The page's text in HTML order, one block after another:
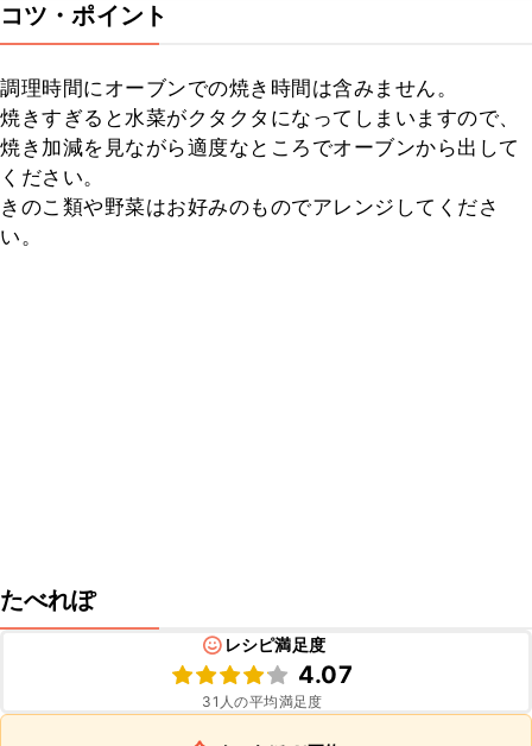
コツ・ポイント
調理時間にオーブンでの焼き時間は含みません。
焼きすぎると水菜がクタクタになってしまいますので、
焼き加減を見ながら適度なところでオーブンから出して
ください。
きのこ類や野菜はお好みのものでアレンジしてくださ
い。
たべれぽ
レシピ満足度
4.07
31 人の平均満足度